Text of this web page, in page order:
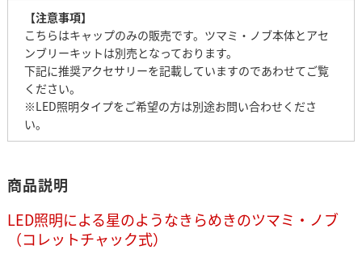
【注意事項】
こちらはキャップのみの販売です。ツマミ・ノブ本体とアセ
ンブリーキットは別売となっております。
下記に推奨アクセサリーを記載していますのであわせてご覧
ください。
※LED照明タイプをご希望の方は別途お問い合わせくださ
い。
商品説明
LED照明による星のようなきらめきのツマミ・ノブ
（コレットチャック式）